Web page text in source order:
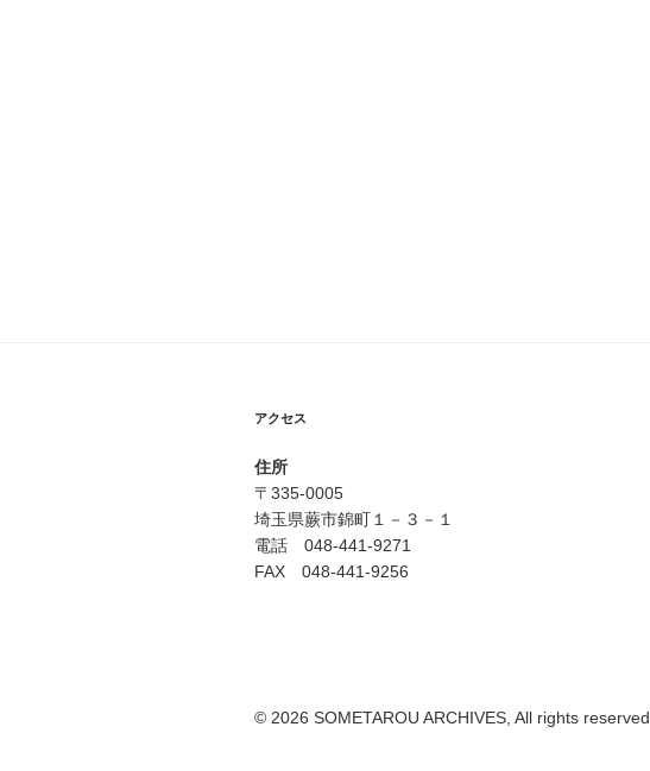
アクセス
住所
〒335-0005
埼玉県蕨市錦町１－３－１
電話 048-441-9271
FAX 048-441-9256
© 2026 SOMETAROU ARCHIVES, All rights reserved.